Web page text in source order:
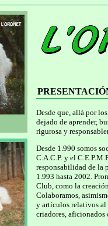
Desde que, allá por
dejado de aprender,
rigurosa y
Desde 1.990 somos
C.A.C.P. y el
responsabilidad de la
1.993 hasta 2002.
Club, como la
Colaboramos,
y artículos relativos al
criadores, aficionados